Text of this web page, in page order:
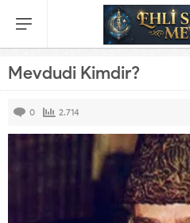
Mevdudi Kimdir?
0 2.714